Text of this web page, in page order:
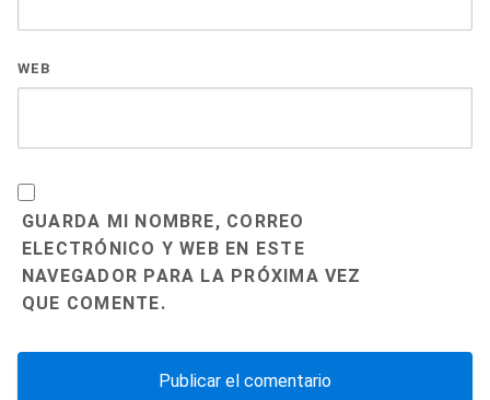
WEB
GUARDA MI NOMBRE, CORREO
ELECTRÓNICO Y WEB EN ESTE
NAVEGADOR PARA LA PRÓXIMA VEZ
QUE COMENTE.